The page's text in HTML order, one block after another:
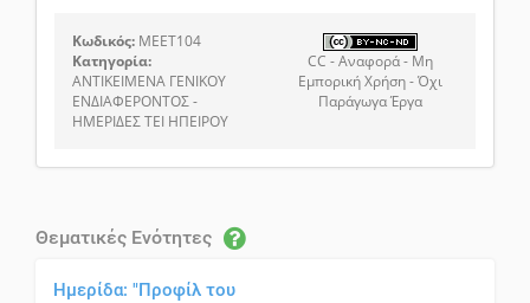
Κωδικός: MEET104
Κατηγορία:
ΑΝΤΙΚΕΙΜΕΝΑ ΓΕΝΙΚΟΥ
ΕΝΔΙΑΦΕΡΟΝΤΟΣ -
ΗΜΕΡΙΔΕΣ ΤΕΙ ΗΠΕΙΡΟΥ
CC - Αναφορά - Μη
Εμπορική Χρήση - Όχι
Παράγωγα Έργα
Θεματικές Ενότητες
Ημερίδα: "Προφίλ του